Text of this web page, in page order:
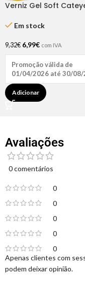
Verniz Gel Soft
Em stock
9,32€ 6,99€ com IVA
Promoção válida de
01/04/2026 até 30/08/
Adicionar
Avaliações
0 comentários
0
0
0
0
0
Apenas clientes com
podem deixar opinião.